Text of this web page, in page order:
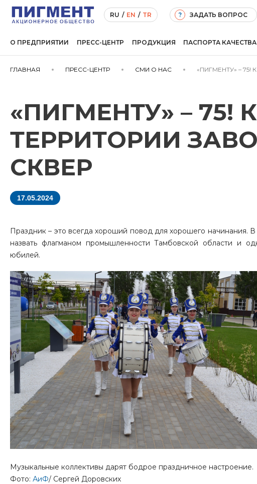
RU / EN / TR ? ЗАДАТЬ ВОПРОС
О ПРЕДПРИЯТИИ ПРЕСС-ЦЕНТР ПРОДУКЦИЯ ПАСПОРТА КАЧЕСТВА
ГЛАВНАЯ ПРЕСС-ЦЕНТР СМИ О НАС «ПИГМЕНТУ» –
«ПИГМЕНТУ» –
ТЕРРИТОРИИ
СКВЕР
17.05.2024
Праздник – это всегда хороший повод для хорошего начинания. В
назвать флагманом промышленности Тамбовской области и
юбилей.
Музыкальные коллективы дарят бодрое праздничное настроение.
Фото: АиФ/ Сергей Доровских